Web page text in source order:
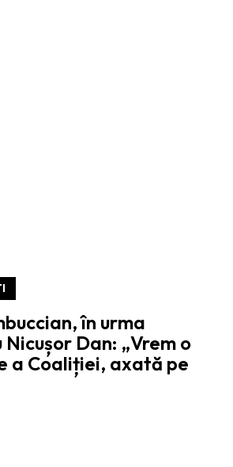
în urma
Dan: „Vrem o
a Coaliției, axată pe